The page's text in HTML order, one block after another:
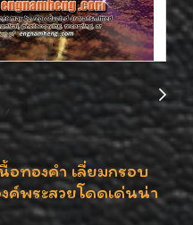
อทองคำ เลี่ยมกรอบ
ค์พระสวยโดดเด่นน่า